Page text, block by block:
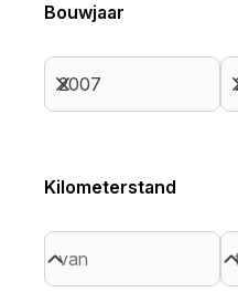
Bouwjaar
Kilometerstand